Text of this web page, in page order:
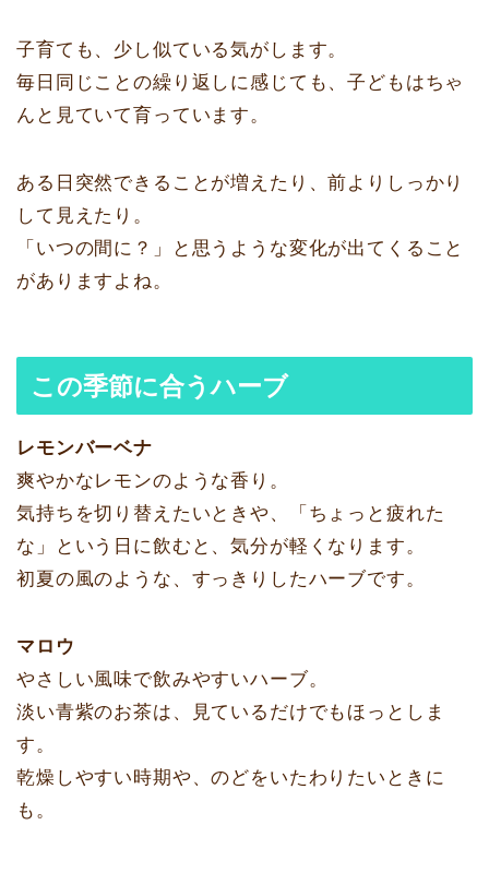
子育ても、少し似ている気がします。
毎日同じことの繰り返しに感じても、子どもはちゃ
んと見ていて育っています。
ある日突然できることが増えたり、前よりしっかり
して見えたり。
「いつの間に？」と思うような変化が出てくること
がありますよね。
この季節に合うハーブ
レモンバーベナ
爽やかなレモンのような香り。
気持ちを切り替えたいときや、「ちょっと疲れた
な」という日に飲むと、気分が軽くなります。
初夏の風のような、すっきりしたハーブです。
マロウ
やさしい風味で飲みやすいハーブ。
淡い青紫のお茶は、見ているだけでもほっとしま
す。
乾燥しやすい時期や、のどをいたわりたいときに
も。